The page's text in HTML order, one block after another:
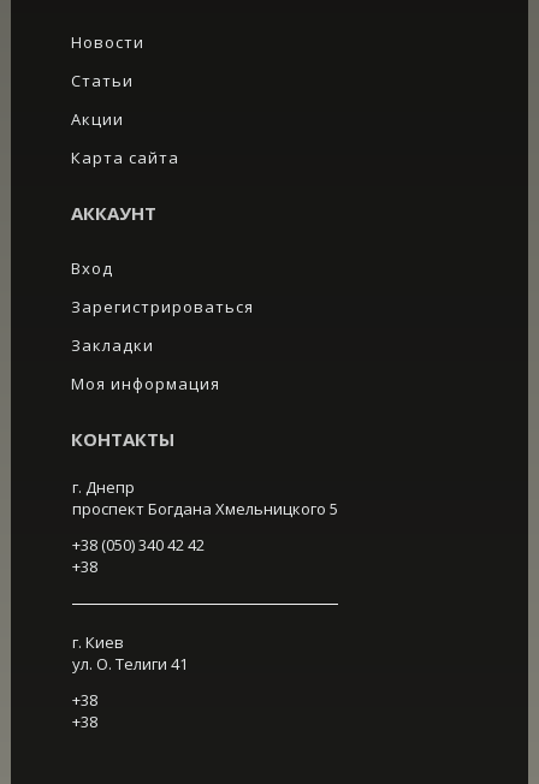
Новости
Статьи
Акции
Карта сайта
АККАУНТ
Вход
Зарегистрироваться
Закладки
Моя информация
КОНТАКТЫ
г. Днепр
проспект Богдана Хмельницкого 5
+38 (050) 340 42 42
+38
г. Киев
ул. О. Телиги 41
+38
+38